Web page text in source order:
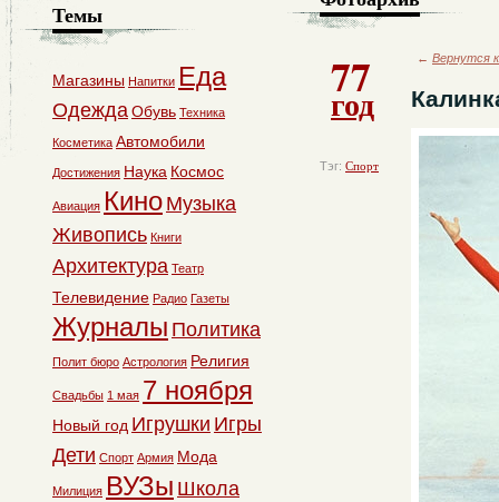
77
год
Тэг: Спорт
← Вернутся
Темы
Магазины Напитки Еда
ОдеждаОбувь Техника
Косметика Автомобили
Достижения Наука Космос
Авиация Кино Музыка
Живопись Книги
Архитектура Театр
Телевидение Радио Газеты
Журналы Политика
Полит бюро Астрология Религия
Свадьбы 1 мая 7 ноября
Новый год Игрушки Игры
Дети Спорт Армия Мода
Милиция ВУЗы Школа